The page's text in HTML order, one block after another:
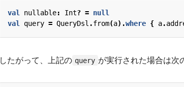
val nullable: Int? = null
val
query = QueryDsl .from(a).where { a.
したがって、上記の query が実行された場合は次